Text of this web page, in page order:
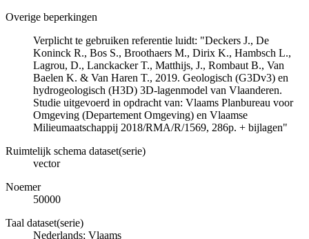
Overige beperkingen
Verplicht te gebruiken referentie luidt: "Deckers J., De
Koninck R., Bos S., Broothaers M., Dirix K., Hambsch L.,
Lagrou, D., Lanckacker T., Matthijs, J., Rombaut B., Van
Baelen K. & Van Haren T., 2019. Geologisch (G3Dv3) en
hydrogeologisch (H3D) 3D-lagenmodel van Vlaanderen.
Studie uitgevoerd in opdracht van: Vlaams Planbureau voor
Omgeving (Departement Omgeving) en Vlaamse
Milieumaatschappij 2018/RMA/R/1569, 286p. + bijlagen"
Ruimtelijk schema dataset(serie)
vector
Noemer
50000
Taal dataset(serie)
Nederlands; Vlaams